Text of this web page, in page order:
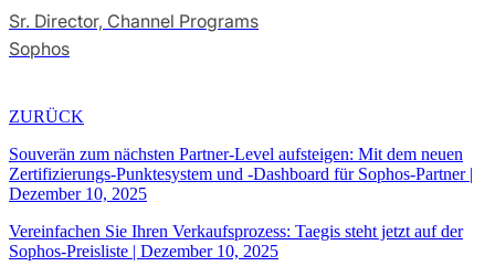
Sr. Director, Channel Programs
Sophos
ZURÜCK
Souverän zum nächsten Partner-Level aufsteigen: Mit dem neuen
Zertifizierungs-Punktesystem und -Dashboard für Sophos-Partner|
Dezember 10, 2025
Vereinfachen Sie Ihren Verkaufsprozess: Taegis steht jetzt auf der
Sophos-Preisliste | Dezember 10, 2025